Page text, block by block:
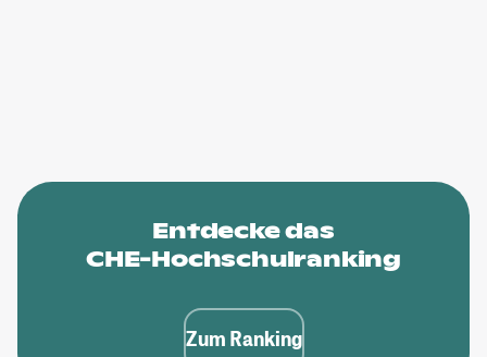
Entdecke das
CHE-Hochschulranking
Zum Ranking